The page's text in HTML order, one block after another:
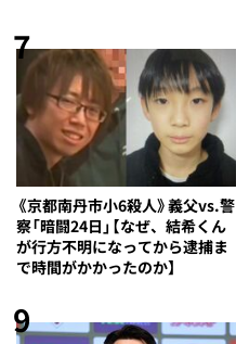
7
《京都南丹市小6殺人》義父vs.警
察「暗闘24日」【なぜ、結希くん
が行方不明になってから逮捕ま
で時間がかかったのか】
9